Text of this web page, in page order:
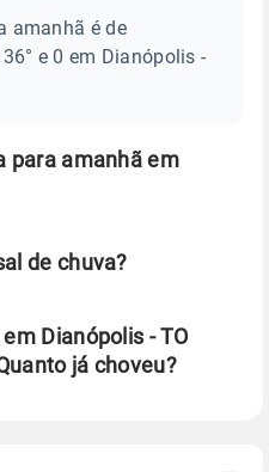
amanhã é de
e 0 em Dianópolis -
para amanhã em
de chuva?
Dianópolis - TO
já choveu?